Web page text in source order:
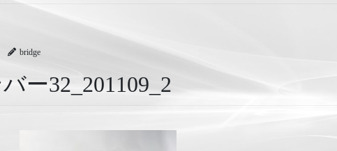
bridge
ー32_201109_2